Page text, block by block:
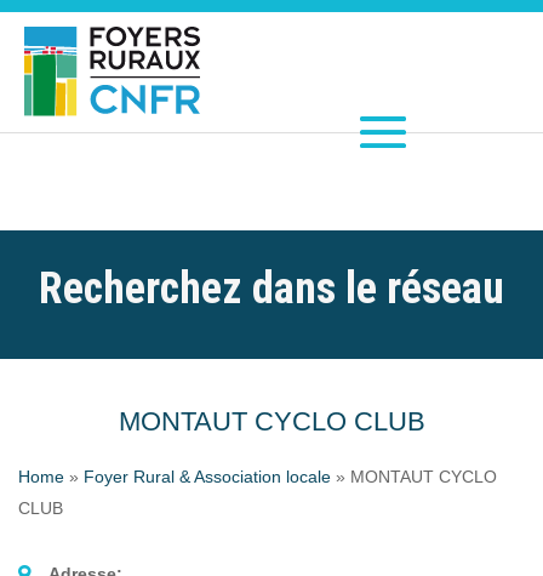
Recherchez dans le réseau
MONTAUT CYCLO CLUB
Home » Foyer Rural & Association locale » MONTAUT CYCLO
CLUB